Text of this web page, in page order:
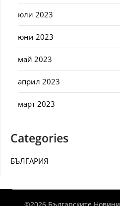
юли 2023
юни 2023
май 2023
април 2023
март 2023
Categories
БЪЛГАРИЯ
©2026 Българските Новини